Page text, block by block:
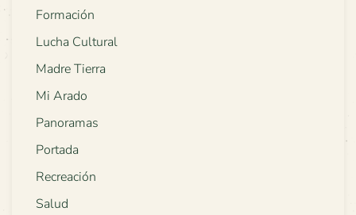
Formación
Lucha Cultural
Madre Tierra
Mi Arado
Panoramas
Portada
Recreación
Salud